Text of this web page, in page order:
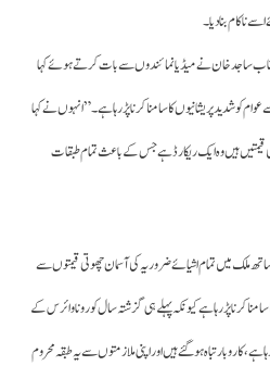
ناکام بنادیا۔
ساجد خان نے میڈیا نمائندوں سے بات کرتے ہوئے کہا
کو شدید پریشانیوں کا سامنا کرنا پڑ رہا ہے۔”انہوں نے کہا
ہیں وہ ایک ریکارڈ ہے جس کے باعث تمام طبقات
ساتھ ملک میں تمام اشیائے ضروریہ کی آسمان چھوتی قیمتوں سے
کرنا پڑرہا ہے کیونکہ پہلے ہی گزشتہ سال کورونا وائرس کے
،کاروبار تباہ ہوگئے ہیں اوراپنی ملازمتوں سے یہ طبقہ محروم